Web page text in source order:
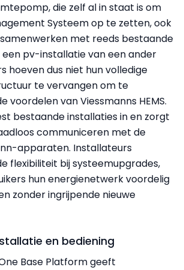
die zelf al in staat is om
Systeem op te zetten, ook
met reeds bestaande
een pv-installatie van een ander
hoeven dus niet hun volledige
te vervangen om te
voordelen van Viessmanns HEMS.
bestaande installaties in en zorgt
communiceren met de
apparaten. Installateurs
flexibiliteit bij systeemupgrades,
hun energienetwerk voordelig
zonder ingrijpende nieuwe
en bediening
Base Platform geeft